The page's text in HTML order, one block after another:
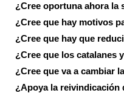
¿Cree oportuna ahora la
¿Cree que hay motivos
¿Cree que hay que
¿Cree que los catalanes
¿Cree que va a cambiar
¿Apoya la reivindicación